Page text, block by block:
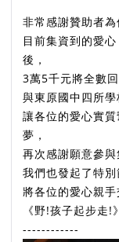
非常感謝贊助者
目前集資到的愛
後，
3萬5千元將全數
與東原國中四所學
讓各位的愛心實
夢，
再次感謝願意參
我們也發起了特
將各位的愛心親
《野!孩子起步走!》
------------